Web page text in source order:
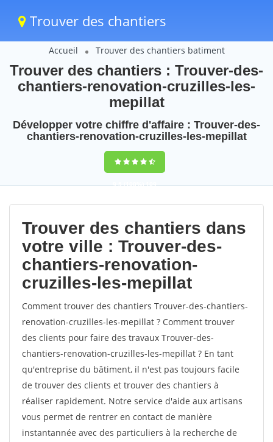
Trouver des chantiers
Accueil Trouver des chantiers batiment
Trouver des chantiers : Trouver-des-
chantiers-renovation-cruzilles-les-
mepillat
Développer votre chiffre d'affaire : Trouver-des-
chantiers-renovation-cruzilles-les-mepillat
9,5(100%)109
votes
Trouver des chantiers dans
votre ville : Trouver-des-
chantiers-renovation-
cruzilles-les-mepillat
Comment trouver des chantiers Trouver-des-chantiers-
renovation-cruzilles-les-mepillat ? Comment trouver
des clients pour faire des travaux Trouver-des-
chantiers-renovation-cruzilles-les-mepillat ? En tant
qu'entreprise du bâtiment, il n'est pas toujours facile
de trouver des clients et trouver des chantiers à
réaliser rapidement. Notre service d'aide aux artisans
vous permet de rentrer en contact de manière
instantannée avec des particuliers à la recherche de